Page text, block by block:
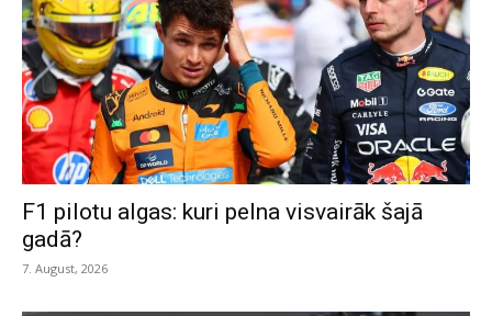
F1 pilotu algas: kuri pelna visvairāk šajā
gadā?
7. August, 2026